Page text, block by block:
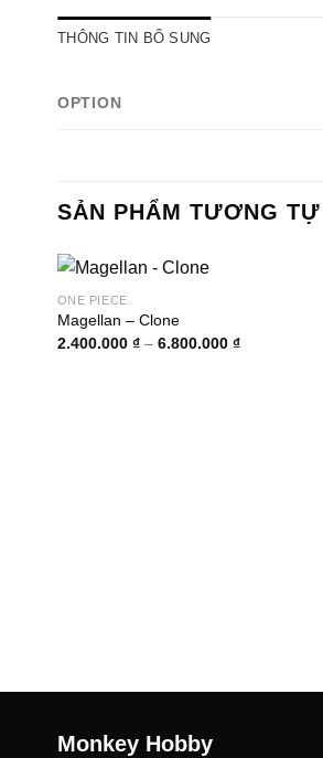
THÔNG TIN BỔ SUNG
OPTION
SẢN PHẨM TƯƠNG TỰ
ONE PIECE
Magellan – Clone
2.400.000 ₫ – 6.800.000 ₫Khoảng
Monkey Hobby